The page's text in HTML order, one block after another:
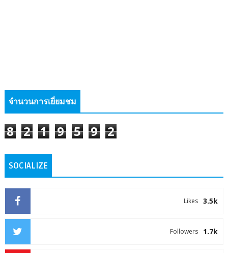
จำนวนการเยี่ยมชม
8 2 1 9 5 9 2
SOCIALIZE
3.5k
Likes
1.7k
Followers